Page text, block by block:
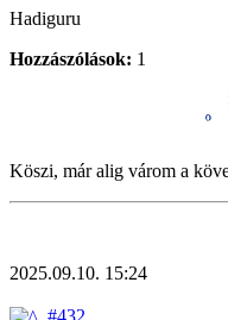
Hadiguru
Hozzászólások: 1
Köszi, már alig várom a
2025.09.10. 15:24
#432